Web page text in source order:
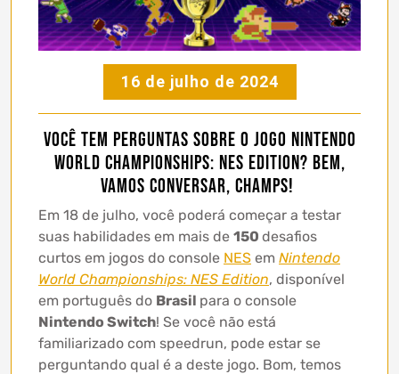
16 de julho de 2024
Você tem perguntas sobre o jogo Nintendo
World Championships: NES Edition? Bem,
vamos conversar, champs!
Em 18 de julho, você poderá começar a testar
suas habilidades em mais de 150 desafios
curtos em jogos do console NES em Nintendo
World Championships: NES Edition, disponível
em português do Brasil para o console
Nintendo Switch! Se você não está
familiarizado com speedrun, pode estar se
perguntando qual é a deste jogo. Bom, temos